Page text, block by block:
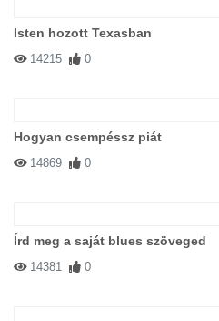
Isten hozott Texasban
14215 0
Hogyan csempéssz piát
14869 0
Írd meg a saját blues szöveged
14381 0